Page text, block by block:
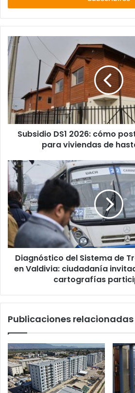
Subsidio
DS1
2026:
cómo
postular
al
beneficio
para
viviendas
UF
Subsidio DS1 2026: cómo
para viviendas de
Diagnóstico
del
Sistema
de
Transporte
Público
en
Valdivia:
ciudadanía
invitada
cartografías
Diagnóstico del Sistema de
en Valdivia: ciudadanía
cartografías
Publicaciones relacionadas